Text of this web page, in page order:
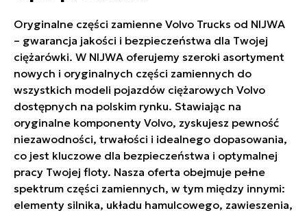
Oryginalne części zamienne Volvo Trucks od NIJWA
– gwarancja jakości i bezpieczeństwa dla Twojej
ciężarówki. W NIJWA oferujemy szeroki asortyment
nowych i oryginalnych części zamiennych do
wszystkich modeli pojazdów ciężarowych Volvo
dostępnych na polskim rynku. Stawiając na
oryginalne komponenty Volvo, zyskujesz pewność
niezawodności, trwałości i idealnego dopasowania,
co jest kluczowe dla bezpieczeństwa i optymalnej
pracy Twojej floty. Nasza oferta obejmuje pełne
spektrum części zamiennych, w tym między innymi:
elementy silnika, układu hamulcowego, zawieszenia,